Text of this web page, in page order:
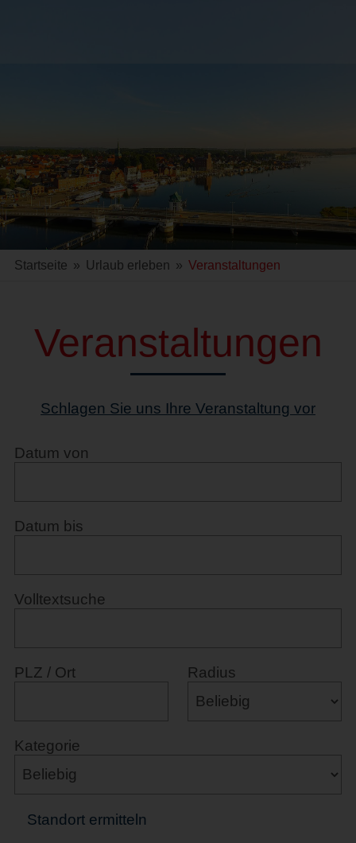
Startseite » Urlaub erleben » Veranstaltungen
Veranstaltungen
Schlagen Sie uns Ihre Veranstaltung vor
Datum von
Datum bis
Volltextsuche
PLZ / Ort Radius
Kategorie
Standort ermitteln